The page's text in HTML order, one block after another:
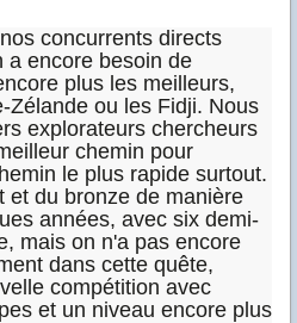
concurrents directs
a encore besoin de
plus les meilleurs,
Zélande ou les Fidji. Nous
explorateurs chercheurs
chemin pour
le plus rapide surtout.
et du bronze de manière
années, avec six demi-
mais on n'a pas encore
dans cette quête,
compétition avec
et un niveau encore plus